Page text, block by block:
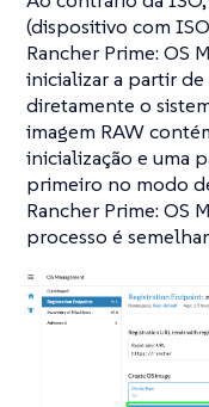
(dispositivo com
Rancher Prime: OS
inicializar a partir
diretamente o
imagem RAW
inicialização e uma
primeiro no modo
Rancher Prime: OS
processo é